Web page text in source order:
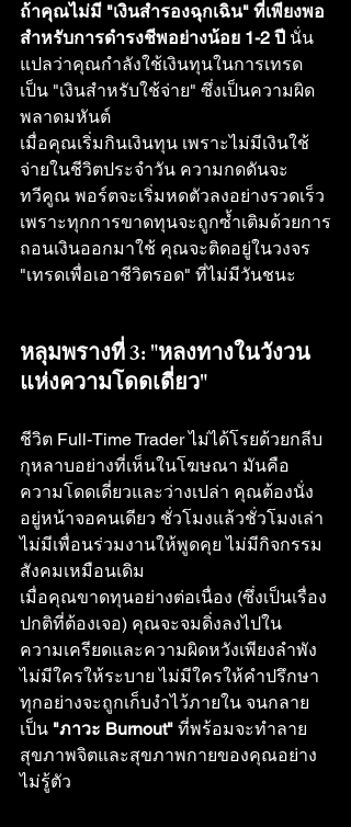
ถ้าคุณไม่มี "เงินสำรองฉุกเฉิน" ที่เพียงพอ
สำหรับการดำรงชีพอย่างน้อย 1-2 ปี นั่น
แปลว่าคุณกำลังใช้เงินทุนในการเทรด
เป็น "เงินสำหรับใช้จ่าย" ซึ่งเป็นความผิด
พลาดมหันต์
เมื่อคุณเริ่มกินเงินทุน เพราะไม่มีเงินใช้
จ่ายในชีวิตประจำวัน ความกดดันจะ
ทวีคูณ พอร์ตจะเริ่มหดตัวลงอย่างรวดเร็ว
เพราะทุกการขาดทุนจะถูกซ้ำเติมด้วยการ
ถอนเงินออกมาใช้ คุณจะติดอยู่ในวงจร
"เทรดเพื่อเอาชีวิตรอด" ที่ไม่มีวันชนะ
หลุมพรางที่ 3: "หลงทางในวังวน
แห่งความโดดเดี่ยว"
ชีวิต Full-Time Trader ไม่ได้โรยด้วยกลีบ
กุหลาบอย่างที่เห็นในโฆษณา มันคือ
ความโดดเดี่ยวและว่างเปล่า คุณต้องนั่ง
อยู่หน้าจอคนเดียว ชั่วโมงแล้วชั่วโมงเล่า
ไม่มีเพื่อนร่วมงานให้พูดคุย ไม่มีกิจกรรม
สังคมเหมือนเดิม
เมื่อคุณขาดทุนอย่างต่อเนื่อง (ซึ่งเป็นเรื่อง
ปกติที่ต้องเจอ) คุณจะจมดิ่งลงไปใน
ความเครียดและความผิดหวังเพียงลำพัง
ไม่มีใครให้ระบาย ไม่มีใครให้คำปรึกษา
ทุกอย่างจะถูกเก็บงำไว้ภายใน จนกลาย
เป็น "ภาวะ Burnout" ที่พร้อมจะทำลาย
สุขภาพจิตและสุขภาพกายของคุณอย่าง
ไม่รู้ตัว